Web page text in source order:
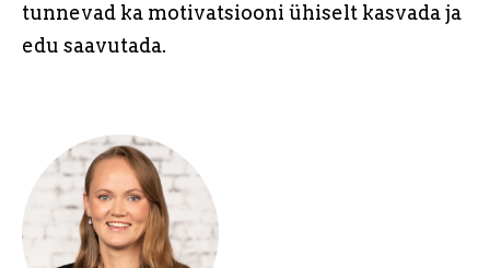
tunnevad ka motivatsiooni ühiselt kasvada ja
edu saavutada.